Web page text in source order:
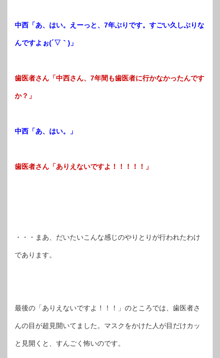
中西「あ、はい。えーっと、7年ぶりです。すごい久しぶりな
んですよぉ(´▽｀)」
歯医者さん「中西さん、7年間も歯医者に行かなかったんです
か？」
中西「あ、はい。」
歯医者さん「ありえないですよ！！！！！」
・・・まあ、だいたいこんな感じのやりとりが行われたわけ
であります。
最後の「ありえないですよ！！！」のところでは、歯医者さ
んの目が超見開いてました。マスクをかけた人が目だけカッ
と見開くと、すんごく怖いのです。